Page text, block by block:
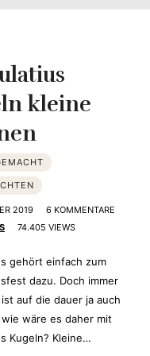
kleine
2019
6 KOMMENTARE
74.405 VIEWS
gehört einfach zum
dazu. Doch immer
auf die dauer ja auch
wäre es daher mit
Kugeln? Kleine…